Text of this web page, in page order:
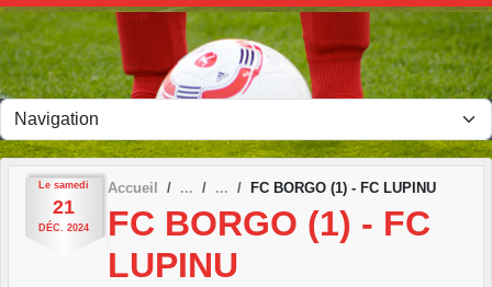
Le samedi
21
DÉC. 2024
Accueil FC BORGO (1) - FC LUPINU
FC BORGO (1) - FC
LUPINU